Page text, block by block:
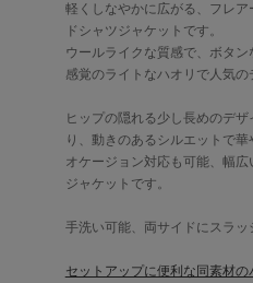
軽くしなやかに広がる、フレア
ドシャツジャケットです。
ウールライクな質感で、ボタ
感覚のライトなハオリで人気の
ヒップの隠れる少し長めのデ
り、動きのあるシルエットで華
オケージョン対応も可能、幅
ジャケットです。
手洗い可能、両サイドにスラッ
セットアップに便利な同素材